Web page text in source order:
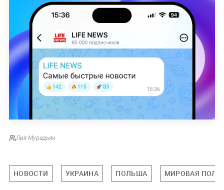
Лия Мурадьян
НОВОСТИ УКРАИНА ПОЛЬША МИРОВАЯ